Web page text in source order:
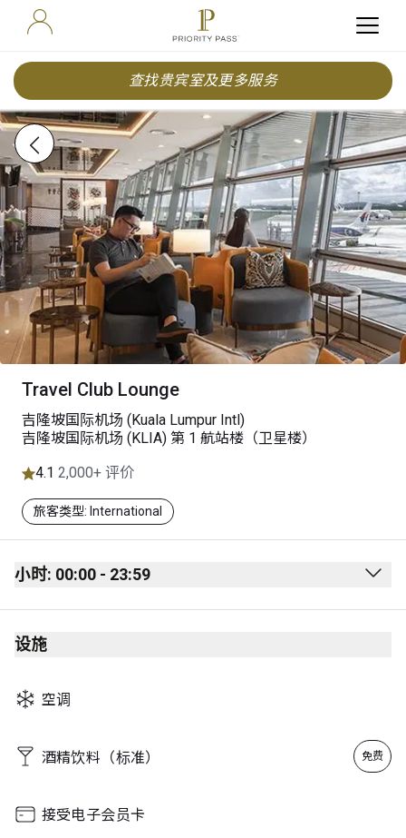
查找贵宾室及更多服务
Travel Club Lounge
吉隆坡国际机场 (Kuala Lumpur Intl)
吉隆坡国际机场 (KLIA) 第 1 航站楼（卫星楼）
4.1 2,000+ 评价
旅客类型: International
小时: 00:00 - 23:59
Monday 00:00 - 23:59
Tuesday
Thursday
Friday 00:00 - 23:59
Sunday
设施
空调
酒精饮料（标准） 免费
接受电子会员卡